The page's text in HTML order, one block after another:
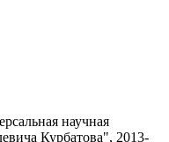
научная
Курбатова", 2013-